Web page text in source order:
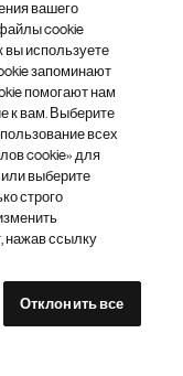
а
использования
сайта
Федерации
вашего
cookie
вы используете
запоминают
помогают нам
к вам. Выберите
всех
cookie» для
выберите
строго
нажав ссылку
Отклонить все